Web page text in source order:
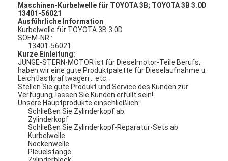
Maschinen-Kurbelwelle für TOYOTA 3B; TOYOTA 3B 3.0D
13401-56021
Ausführliche Information
Kurbelwelle für TOYOTA 3B 3.0D
SOEM-NR.:
13401-56021
Kurze Einleitung:
JUNGE-STERN-MOTOR ist für Dieselmotor-Teile Berufs,
haben wir eine gute Produktpalette für Dieselaufnahme u.
Leichtlastkraftwagen… etc.
Stellen Sie gute Produkt und Service des Kunden zur
Verfügung, lassen Sie Kunden erfüllt sein!
Unsere Hauptprodukte einschließlich:
Schließen Sie Zylinderkopf ab;
Zylinderkopf
Schließen Sie Zylinderkopf-Reparatur-Sets ab
Kurbelwelle
Nockenwelle
Pleuelstange